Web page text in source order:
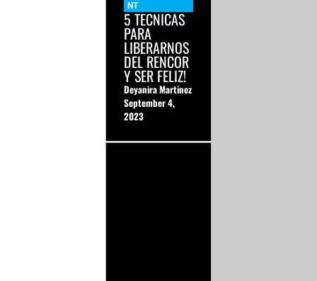
NT
5 TECNICAS
PARA
LIBERARNOS
DEL RENCOR
Y SER FELIZ!
Deyanira Martinez
September 4,
2023